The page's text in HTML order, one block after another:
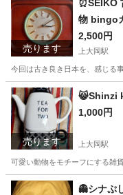
売ります
⏰SEIKO
物 bingo
2,500円
上大岡駅
今回は古き良き日本を、感じる
神奈川 横浜市
売ります
😸Shinzi
1,000円
上大岡駅
可愛い動物をモチーフにする雑
神奈川 横浜市 上大岡駅
👻シナぷ